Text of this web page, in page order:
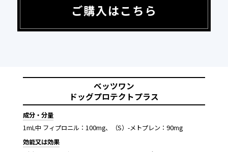
ご購入はこちら
ベッツワン
ドッグプロテクトプラス
成分・分量
1mL中 フィプロニル：100mg、（S）-メトプレン：90mg
効能又は効果